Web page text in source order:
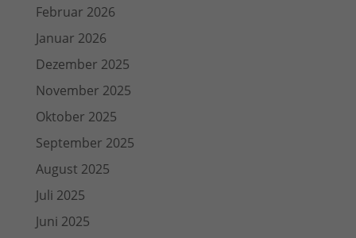
Februar 2026
Januar 2026
Dezember 2025
November 2025
Oktober 2025
September 2025
August 2025
Juli 2025
Juni 2025